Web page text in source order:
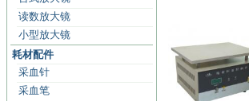
读数放大镜
小型放大镜
耗材配件
采血针
采血笔